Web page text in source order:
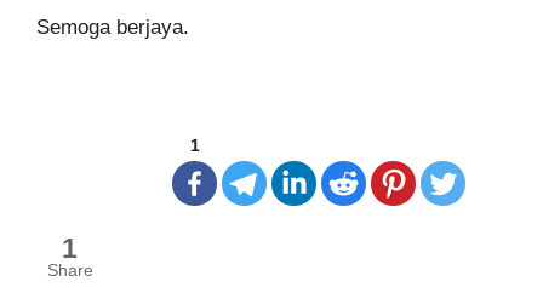
Semoga berjaya.
1
1
Share